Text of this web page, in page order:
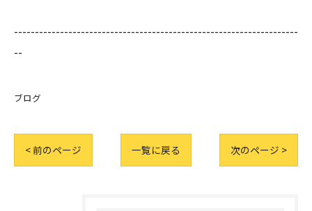
--------------------------------------------------------------------
--
ブログ
< 前のページ 一覧に戻る 次のページ >